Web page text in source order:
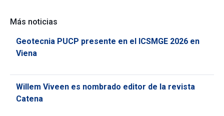
Más noticias
Geotecnia PUCP presente en el ICSMGE 2026 en
Viena
Willem Viveen es nombrado editor de la revista
Catena